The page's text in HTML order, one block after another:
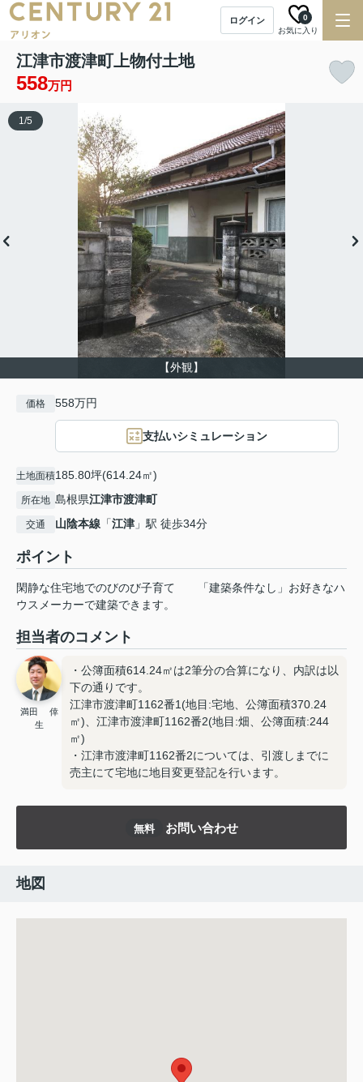
ログイン
お気に入り
0
江津市渡津町上物付土地
558万円
【外観】
1/5
価格 558万円
支払いシミュレーション
土地面積185.80坪(614.24㎡)
所在地 島根県江津市渡津町
交通 山陰本線 「江津 」駅 徒歩34分
ポイント
閑静な住宅地でのびのび子育て
「建築条件なし」お好きなハ
ウスメーカーで建築できます。
担当者のコメント
満田 倖
生
・公簿面積614.24㎡は2筆分の合算になり、内訳は以
下の通りです。
江津市渡津町1162番1(地目:宅地、公簿面積370.24
㎡)、江津市渡津町1162番2(地目:畑、公簿面積:244
㎡)
・江津市渡津町1162番2については、引渡しまでに
売主にて宅地に地目変更登記を行います。
無料 お問い合わせ
地図